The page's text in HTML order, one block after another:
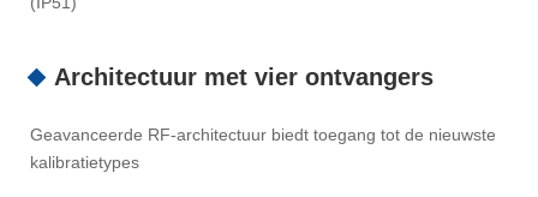
Architectuur met vier ontvangers
Geavanceerde RF-architectuur biedt toegang tot de nieuwste
kalibratietypes